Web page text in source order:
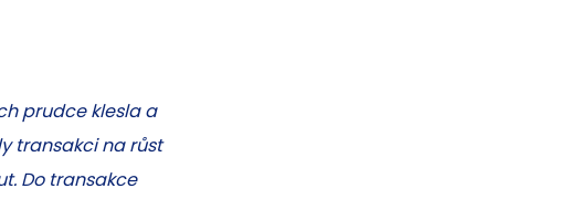
prudce klesla a
transakci na růst
Do transakce